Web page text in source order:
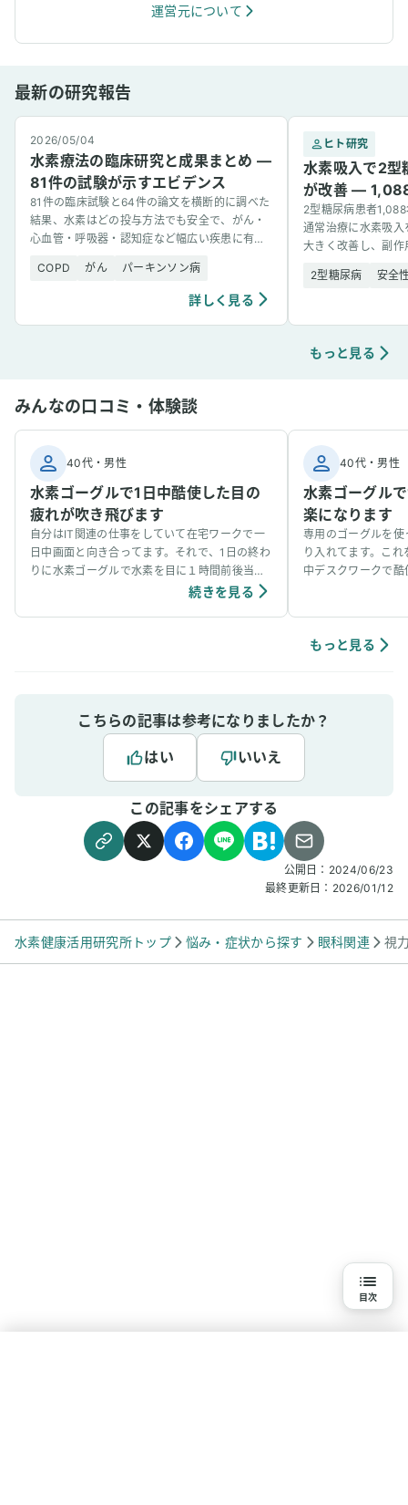
運営元について
最新の研究報告
2026/05/04
水素療法の臨床研究と成果まとめ —
81件の試験が示すエビデンス
81件の臨床試験と64件の論文を横断的に調べた
結果、水素はどの投与方法でも安全で、がん・
心血管・呼吸器・認知症など幅広い疾患に有望
COPD
がん パーキンソン病
詳しく見る
ヒト研究
水素吸入で2型
が改善 —
2型糖尿病患者
通常治療に水素吸
大きく改善し、副
2型糖尿病 安全
もっと見る
みんなの口コミ・体験談
40代・男性
水素ゴーグルで1日中酷使した目の
疲れが吹き飛びます
自分はIT関連の仕事をしていて在宅ワークで一
日中画面と向き合ってます。それで、1日の終わ
りに水素ゴーグルで水素を目に１時間前後当て
ると、その日の目の疲れが吹き飛ぶため、毎日
と。これからも目を守るために続けたいと思い
続きを見る
40代・男性
水素ゴーグル
楽になります
専用のゴーグルを
り入れてます。こ
中デスクワークで
ファでくつろぎな
もっと見る
こちらの記事は参考になりましたか？
はい
いいえ
この記事をシェアする
公開日： 2024/06/23
最終更新日： 2026/01/12
水素健康活用研究所トップ 悩み・症状から探す 眼科関連 視
目次